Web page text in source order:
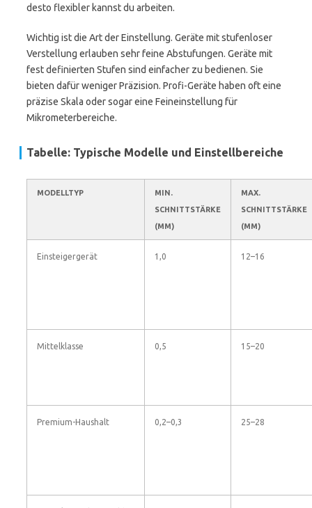
desto flexibler kannst du arbeiten.
Wichtig ist die Art der Einstellung. Geräte mit stufenloser
Verstellung erlauben sehr feine Abstufungen. Geräte mit
fest definierten Stufen sind einfacher zu bedienen. Sie
bieten dafür weniger Präzision. Profi-Geräte haben oft eine
präzise Skala oder sogar eine Feineinstellung für
Mikrometerbereiche.
Tabelle: Typische Modelle und Einstellbereiche
MODELLTYP
MIN.
SCHNITTSTÄRKE
(MM)
MAX.
SCHNITTSTÄRKE
(MM)
Einsteigergerät 1,0 12–16
Mittelklasse 0,5 15–20
Premium-Haushalt 0,2–0,3 25–28